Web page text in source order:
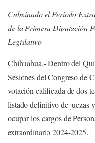
Culminado el Periodo
de la Primera Diputación
Legislativo
Chihuahua.- Dentro del
Sesiones del Congreso de
votación calificada de dos
listado definitivo de juezas
ocupar los cargos de
extraordinario 2024-2025.